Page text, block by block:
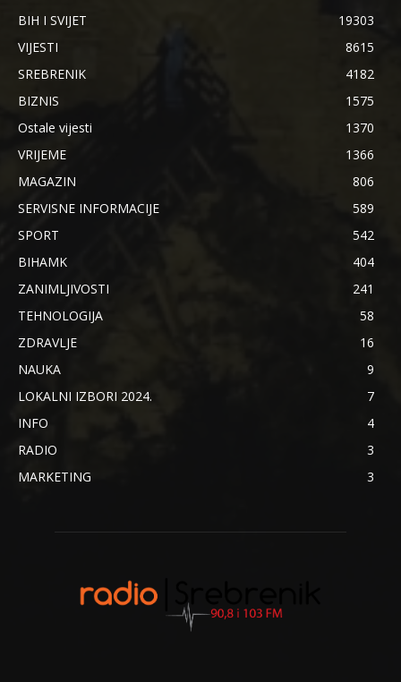
BIH I SVIJET
19303
VIJESTI
8615
SREBRENIK
4182
BIZNIS
1575
Ostale vijesti
1370
VRIJEME
1366
MAGAZIN
806
SERVISNE INFORMACIJE
589
SPORT
542
BIHAMK
404
ZANIMLJIVOSTI
241
TEHNOLOGIJA
58
ZDRAVLJE
16
NAUKA
9
LOKALNI IZBORI 2024.
7
INFO
4
RADIO
3
MARKETING
3